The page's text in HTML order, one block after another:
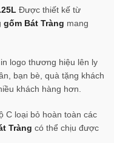
Được thiết kế từ
gốm Bát Tràng mang
logo thương hiệu lên ly
bạn bè, quà tặng khách
khách hàng hơn.
C loại bỏ hoàn toàn các
Tràng có thể chịu được